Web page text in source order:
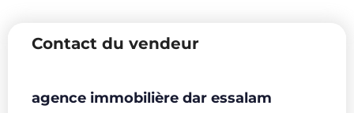
Contact du vendeur
agence immobilière dar essalam